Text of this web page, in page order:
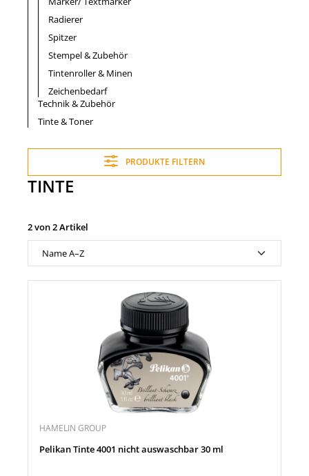
Radierer
Spitzer
Stempel & Zubehör
Tintenroller & Minen
Zeichenbedarf
Technik & Zubehör
Tinte & Toner
PRODUKTE FILTERN
TINTE
2 von 2 Artikel
HAMELIN GROUP
Pelikan Tinte 4001 nicht auswaschbar 30 ml